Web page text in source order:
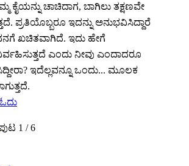
ಕೈಯನ್ನು ಚಾಚಿದಾಗ, ಬಾಗಿಲು ತಕ್ಷಣವೇ
ಪ್ರತಿಯೊಬ್ಬರೂ ಇದನ್ನು ಅನುಭವಿಸಿದ್ದಾರೆ
ಖಚಿತವಾಗಿದೆ. ಇದು ಹೇಗೆ
ಎಂದು ನೀವು ಎಂದಾದರೂ
ಇದೆಲ್ಲವನ್ನೂ ಒಂದು... ಮೂಲಕ
ಓದು
1 / 6